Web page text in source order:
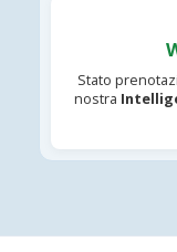
Stato
nostra